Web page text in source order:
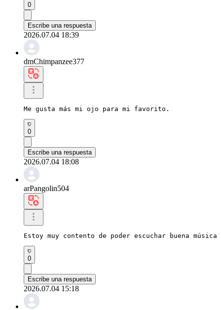
0
Escribe una respuesta
2026.07.04 18:39
dmChimpanzee377
Me gusta más mi ojo para mi favorito.
0
Escribe una respuesta
2026.07.04 18:08
arPangolin504
Estoy muy contento de poder escuchar buena
0
Escribe una respuesta
2026.07.04 15:18